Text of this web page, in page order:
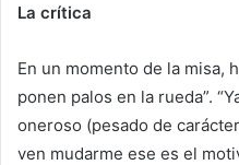
La crítica
En un momento de la misa,
ponen palos en la rueda”.
oneroso (pesado de
ven mudarme ese es el